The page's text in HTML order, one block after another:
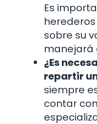
Es
sobre su
manejará
¿Es
repartir
siempre
contar